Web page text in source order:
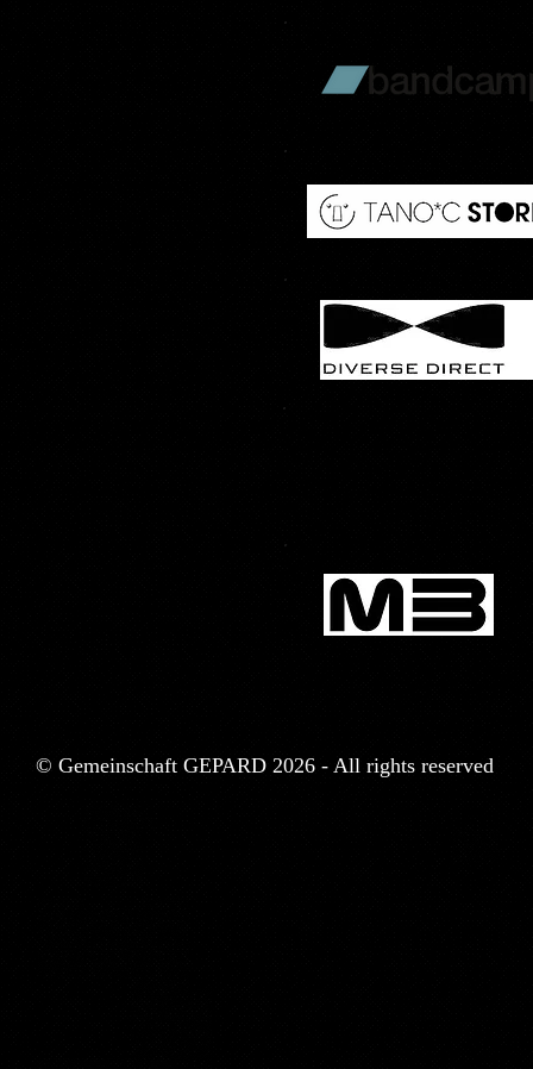
© Gemeinschaft GEPARD 2026 - All rights reserved